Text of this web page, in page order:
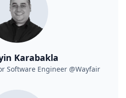
Karabakla
Software Engineer @Wayfair